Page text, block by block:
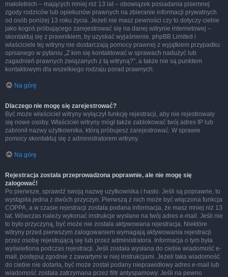
małoletnich – mających mniej niż 13 lat – obowiązek posiadania pisemnej
zgody rodziców lub opiekunów prawnych na zbieranie informacji prywatnych
od osób poniżej 13 roku życia. Jeżeli nie masz pewności czy to dotyczy ciebie
jako kogoś próbującego zarejestrować się na danej witrynie internetowej –
skontaktuj się z prawnikiem, by uzyskać wyjaśnienie. phpBB Limited i
właściciele tej witryny nie dostarczają pomocy prawnej z wyjątkiem przypadku
opisanego w pytaniu „Z kim się kontaktować w sprawach nadużyć lub
zagadnień prawnych związanych z tą witryną?”, a także nie są punktem
kontaktowym dla wszelkiego rodzaju porad prawnych.
Na górę
Dlaczego nie mogę się zarejestrować?
Być może właściciel witryny wyłączył funkcję rejestracji, aby nie rejestrowały
się nowe osoby. Właściciel witryny mógł także zablokować twój adres IP lub
zabronił nazwy użytkownika, którą próbujesz zarejestrować. W sprawie
pomocy skontaktuj się z administratorem witryny.
Na górę
Rejestracja została przeprowadzona poprawnie, ale nie mogę się
zalogować!
Po pierwsze, sprawdź swoją nazwę użytkownika i hasło. Jeśli są poprawne, to
wystąpiła jedna z dwóch przyczyn. Pierwszą z nich może być włączona funkcja
COPPA, a w czasie rejestracji została podana informacja, że masz mniej niż 13
lat. Wówczas należy wykonać instrukcje wysłane na twój adres e-mail. Jeśli nie
to było przyczyną, być może nie została aktywowana rejestracja. Niektóre
witryny przed pierwszym zalogowaniem wymagają aktywowania rejestracji
przez osobę rejestrującą się lub przez administratora. Informacja o tym była
wyświetlona podczas rejestracji. Jeśli została wysłana do ciebie wiadomość e-
mail, postępuj zgodnie z zawartymi w niej instrukcjami. Jeżeli taka wiadomość
do ciebie nie dotarła, być może został podany nieprawidłowy adres e-mail lub
wiadomość została zatrzymana przez filtr antyspamowy. Jeśli na pewno